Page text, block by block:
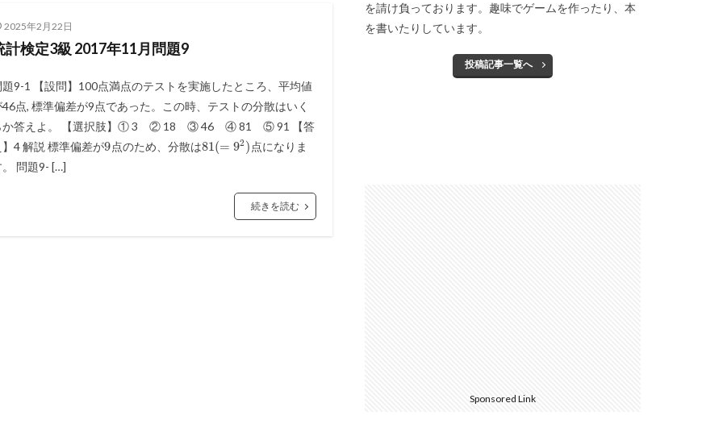
2025年2月22日
計検定3級 2017年11月問題9
題9-1 【設問】100点満点のテストを実施したところ、平均値
46点, 標準偏差が9点であった。この時、テストの分散はいく
か答えよ。 【選択肢】① 3 ② 18 ③ 46 ④ 81 ⑤ 91 【答
】4 解説 標準偏差が9点のため、分散は81(= 92) 点になりま
。 問題9- […]
続きを読む
を請け負っております。趣味でゲームを作ったり、本
を書いたりしています。
投稿記事一覧へ
Sponsored Link